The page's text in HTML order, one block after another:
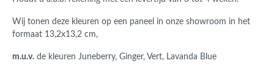
Wij tonen deze kleuren op een paneel in onze showroom in het
formaat 13,2x13,2 cm,
m.u.v. de kleuren Juneberry, Ginger, Vert, Lavanda Blue